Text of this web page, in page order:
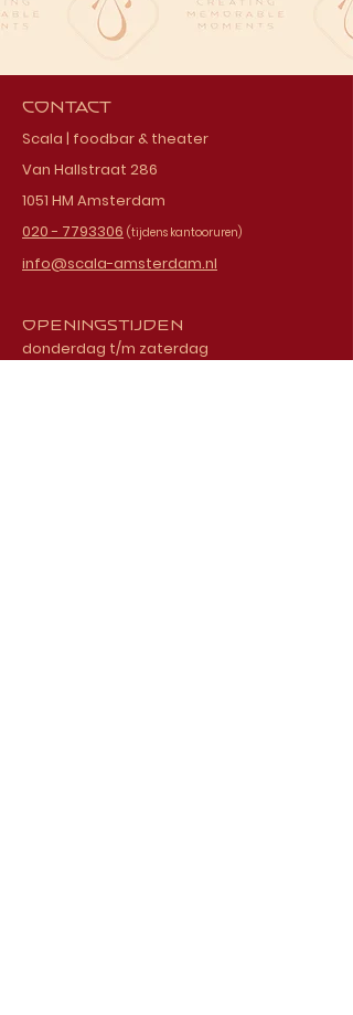
Contact
Scala | foodbar & theater
Van Hallstraat 286
1051 HM Amsterdam
020 - 7793306 (tijdens kantooruren)
info@scala-amsterdam.nl
Openingstijden
donderdag t/m zaterdag